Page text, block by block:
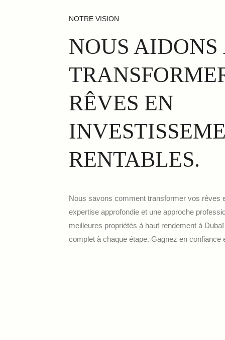
NOTRE VISION
NOUS AIDONS
RÊVES EN
RENTABLES.
Nous savons comment transformer vos rêves
expertise approfondie et une approche
meilleures propriétés à haut rendement à
complet à chaque étape. Gagnez en confiance